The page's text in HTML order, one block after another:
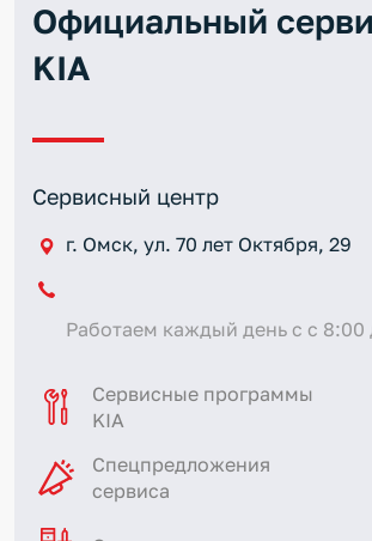
Официальный
KIA
Сервисный центр
г. Омск, ул. 70 лет Октября, 29
Работаем каждый день с с 8:00
Сервисные программы
KIA
Спецпредложения
сервиса